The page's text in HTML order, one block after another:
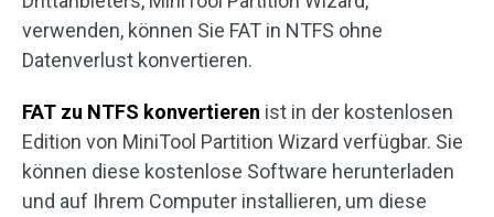
verwenden, können Sie FAT in NTFS ohne
Datenverlust konvertieren.
FAT zu NTFS konvertieren ist in der kostenlosen
Edition von MiniTool Partition Wizard verfügbar. Sie
können diese kostenlose Software herunterladen
und auf Ihrem Computer installieren, um diese